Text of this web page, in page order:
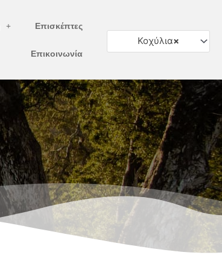
Επισκέπτες
Επικοινωνία
×
Κοχύλια